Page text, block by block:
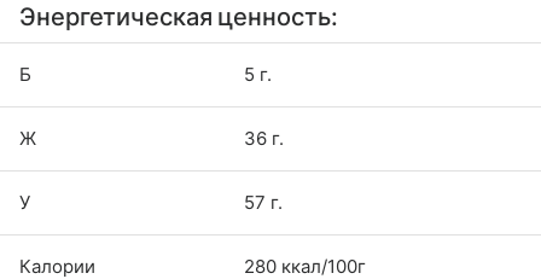
Энергетическая ценность:
Б 5 г.
Ж 36 г.
У 57 г.
Калории 280 ккал/100г